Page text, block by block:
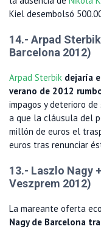
Kiel desembolsó
14.- Arpad
Barcelona 2012)
Arpad Sterbik dejaría
verano de 2012
impagos y deterioro
a que la cláusula del
millón de euros el
euros tras renunciar
13.- Laszlo Nagy
Veszprem 2012)
La mareante oferta
Nagy de Barcelona